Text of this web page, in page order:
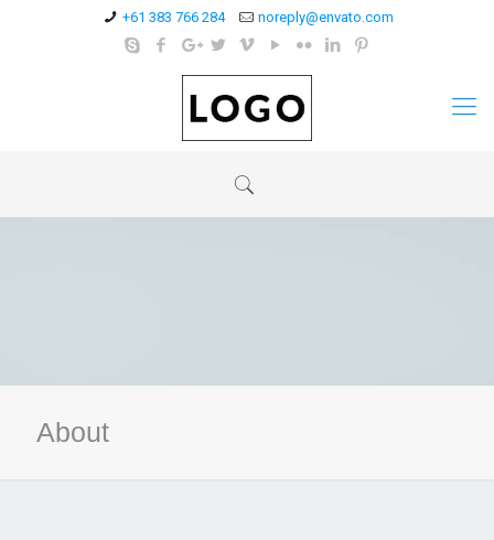
+61 383 766 284 noreply@envato.com
About